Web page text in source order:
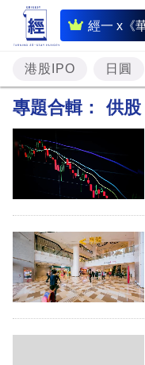
經一 x《
即
時
財
經
投
資
樓
市
理
港股IPO 日圓
專題合輯： 供股